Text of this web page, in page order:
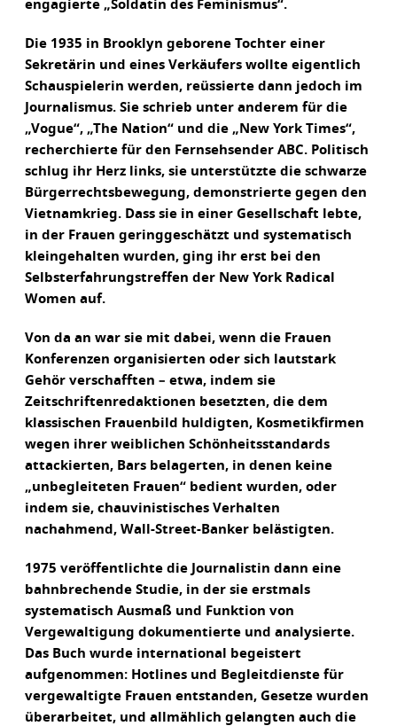
engagierte „Soldatin des Feminismus“.
Die 1935 in Brooklyn geborene Tochter einer
Sekretärin und eines Verkäufers wollte eigentlich
Schauspielerin werden, reüssierte dann jedoch im
Journalismus. Sie schrieb unter anderem für die
„Vogue“, „The Nation“ und die „New York Times“,
recherchierte für den Fernsehsender ABC. Politisch
schlug ihr Herz links, sie unterstützte die schwarze
Bürgerrechtsbewegung, demonstrierte gegen den
Vietnamkrieg. Dass sie in einer Gesellschaft lebte,
in der Frauen geringgeschätzt und systematisch
kleingehalten wurden, ging ihr erst bei den
Selbsterfahrungstreffen der New York Radical
Women auf.
Von da an war sie mit dabei, wenn die Frauen
Konferenzen organisierten oder sich lautstark
Gehör verschafften – etwa, indem sie
Zeitschriftenredaktionen besetzten, die dem
klassischen Frauenbild huldigten, Kosmetikfirmen
wegen ihrer weiblichen Schönheitsstandards
attackierten, Bars belagerten, in denen keine
„unbegleiteten Frauen“ bedient wurden, oder
indem sie, chauvinistisches Verhalten
nachahmend, Wall-Street-Banker belästigten.
1975 veröffentlichte die Journalistin dann eine
bahnbrechende Studie, in der sie erstmals
systematisch Ausmaß und Funktion von
Vergewaltigung dokumentierte und analysierte.
Das Buch wurde international begeistert
aufgenommen: Hotlines und Begleitdienste für
vergewaltigte Frauen entstanden, Gesetze wurden
überarbeitet, und allmählich gelangten auch die